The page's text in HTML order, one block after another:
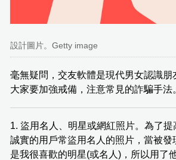
設計圖片。Getty image
毫無疑問，交友軟體是現代男女認識朋
大家要加強戒備，注意常見的詐騙手法
1. 盜用名人、明星或網紅照片。為了
誠實的用戶常盜用名人的照片，當被發
是我很喜歡的明星(或名人)，所以用了